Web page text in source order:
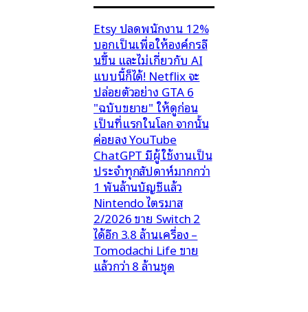
Etsy ปลดพนักงาน 12%
บอกเป็นเพื่อให้องค์กรลี
นขึ้น และไม่เกี่ยวกับ AI
แบบนี้ก็ได้! Netflix จะ
ปล่อยตัวอย่าง GTA 6
"ฉบับขยาย" ให้ดูก่อน
เป็นที่แรกในโลก จากนั้น
ค่อยลง YouTube
ChatGPT มีผู้ใช้งานเป็น
ประจำทุกสัปดาห์มากกว่า
1 พันล้านบัญชีแล้ว
Nintendo ไตรมาส
2/2026 ขาย Switch 2
ได้อีก 3.8 ล้านเครื่อง –
Tomodachi Life ขาย
แล้วกว่า 8 ล้านชุด